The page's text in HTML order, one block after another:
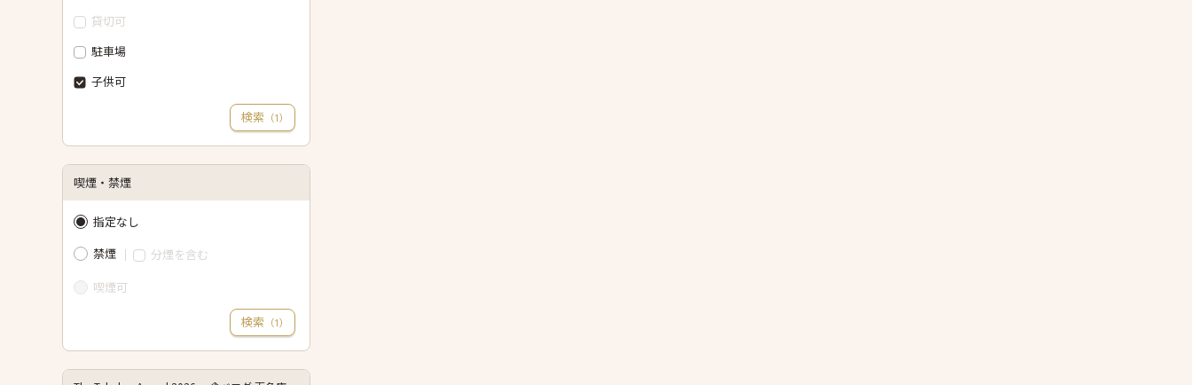
貸切可
駐車場
子供可
検索 （1）
喫煙・禁煙
指定なし
禁煙
分煙を含む
喫煙可
検索 （1）